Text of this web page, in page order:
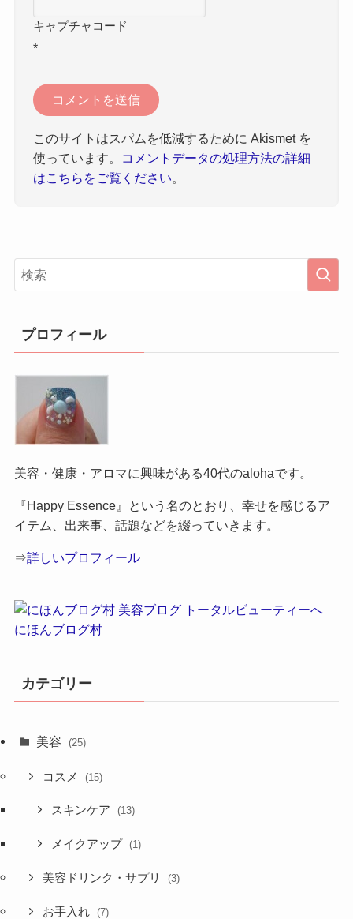
キャプチャコード
*
このサイトはスパムを低減するために Akismet を
使っています。
コメントデータの処理方法の詳細
はこちらをご覧ください。
プロフィール
美容・健康・アロマに興味がある40代のalohaです。
『Happy Essence』という名のとおり、幸せを感じるア
イテム、出来事、話題などを綴っていきます。
⇒詳しいプロフィール
にほんブログ村
カテゴリー
美容 (25)
コスメ (15)
スキンケア (13)
メイクアップ (1)
美容ドリンク・サプリ (3)
お手入れ (7)